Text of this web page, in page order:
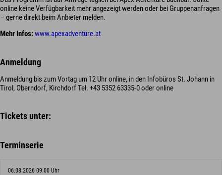
online keine Verfügbarkeit mehr angezeigt werden oder bei Gruppenanfragen
– gerne direkt beim Anbieter melden.
Mehr Infos:www.apexadventure.at
Anmeldung
Anmeldung bis zum Vortag um 12 Uhr online, in den Infobüros St. Johann in
Tirol, Oberndorf, Kirchdorf Tel. +43 5352 63335-0 oder online
Tickets unter:
Terminserie
06.08.2026 09:00 Uhr